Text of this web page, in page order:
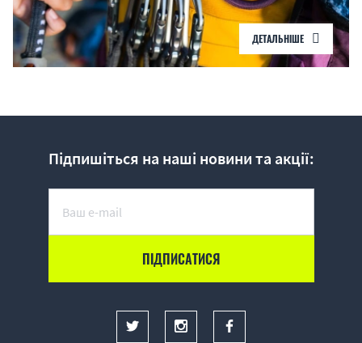
ДЕТАЛЬНІШЕ
Підпишіться на наші новини та акції: